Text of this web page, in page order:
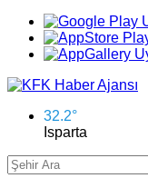
32.2°
Isparta